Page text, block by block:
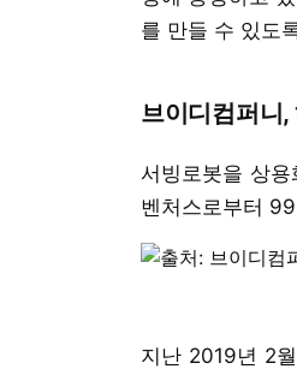
를 만들 수 있도
브이디컴퍼니
서빙로봇을 상
벤처스로부터
지난 2019년 2